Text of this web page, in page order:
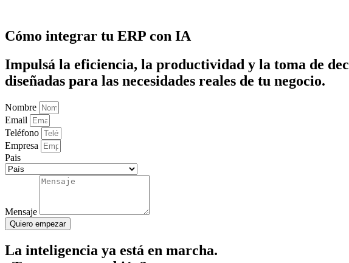
Cómo integrar tu ERP con IA
Impulsá la eficiencia, la productividad y la toma de
diseñadas para las necesidades reales de tu negocio.
Nombre
Email
Teléfono
Empresa
Pais
Mensaje
Quiero empezar
La inteligencia ya está en marcha.